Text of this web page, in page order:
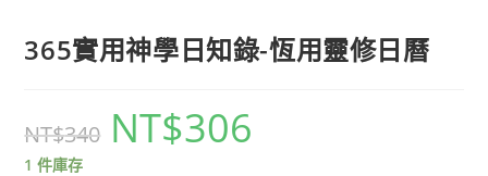
365實用神學日知錄-恆用靈修日曆
NT$340 NT$306
1 件庫存